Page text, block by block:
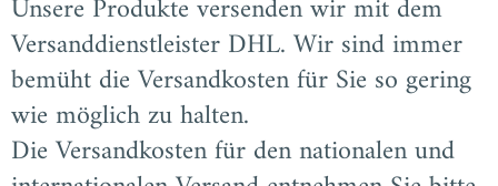
Unsere Produkte versenden wir mit dem
Versanddienstleister DHL. Wir sind immer
bemüht die Versandkosten für Sie so gering
wie möglich zu halten.
Die Versandkosten für den nationalen und